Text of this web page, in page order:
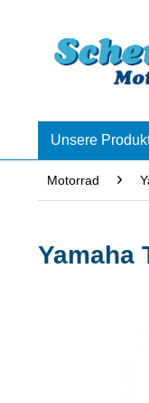
Unsere
Motorrad
Yamaha